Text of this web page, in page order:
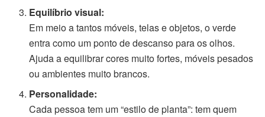
Equilíbrio visual:
Em meio a tantos móveis, telas e objetos, o verde
entra como um ponto de descanso para os olhos.
Ajuda a equilibrar cores muito fortes, móveis pesados
ou ambientes muito brancos.
Personalidade:
Cada pessoa tem um “estilo de planta”: tem quem